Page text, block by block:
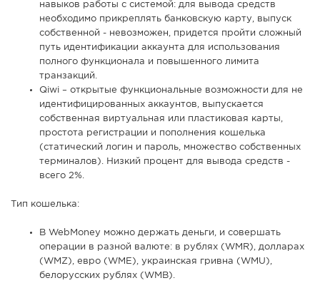
навыков работы с системой: для вывода средств
необходимо прикреплять банковскую карту, выпуск
собственной - невозможен, придется пройти сложный
путь идентификации аккаунта для использования
полного функционала и повышенного лимита
транзакций.
Qiwi – открытые функциональные возможности для не
идентифицированных аккаунтов, выпускается
собственная виртуальная или пластиковая карты,
простота регистрации и пополнения кошелька
(статический логин и пароль, множество собственных
терминалов). Низкий процент для вывода средств -
всего 2%.
Тип кошелька:
В WebMoney можно держать деньги, и совершать
операции в разной валюте: в рублях (WMR), долларах
(WMZ), евро (WME), украинская гривна (WMU),
белорусских рублях (WMB).